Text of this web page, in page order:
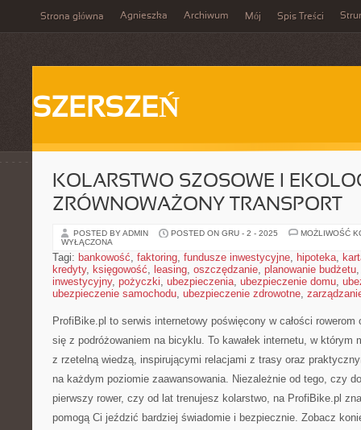
Strona główna Agnieszka Archiwum Mój Spis Treści
SZERSZEŃ
KOLARSTWO SZOSOWE I
ZRÓWNOWAŻONY TRANSPORT
POSTED BY ADMIN POSTED ON GRU - 2 - 2025
MOŻLIWOŚĆ
WYŁĄCZONA
Tagi: bankowość, faktoring, fundusze inwestycyjne, hipoteka,
kredyty, księgowość, leasing, oszczędzanie, planowanie budżetu
inwestycyjny, pożyczki, ubezpieczenia, ubezpieczenie domu,
ubezpieczenie samochodu, ubezpieczenie zdrowotne,
ProfiBike.pl to serwis internetowy poświęcony w całości
się z podróżowaniem na bicyklu. To kawałek internetu, w którym
z rzetelną wiedzą, inspirującymi relacjami z trasy oraz
na każdym poziomie zaawansowania. Niezależnie od tego, czy
pierwszy rower, czy od lat trenujesz kolarstwo, na ProfiBike.pl
pomogą Ci jeździć bardziej świadomie i bezpiecznie. Zobacz